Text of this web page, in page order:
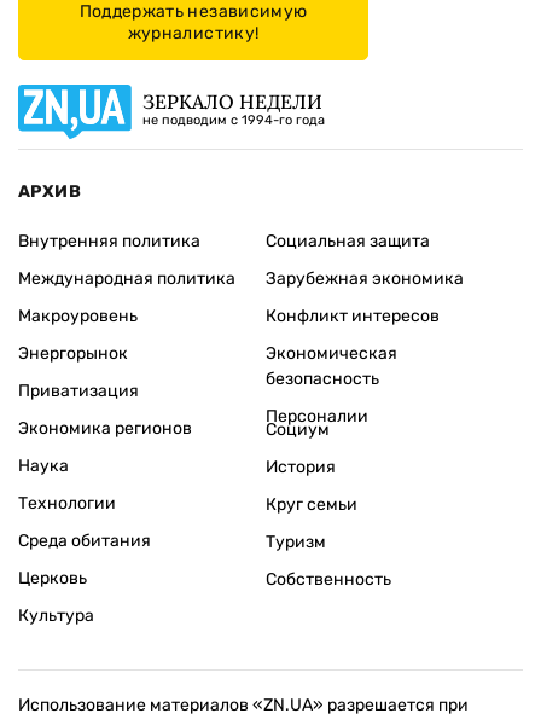
Поддержать независимую
журналистику!
ЗЕРКАЛО НЕДЕЛИ
не подводим с 1994-го года
АРХИВ
Внутренняя политика
Международная политика
Макроуровень
Энергорынок
Приватизация
Экономика регионов
Социальная защита
Зарубежная экономика
Конфликт интересов
Экономическая
безопасность
Персоналии
Наука
Технологии
Среда обитания
Церковь
Культура
Социум
История
Круг семьи
Туризм
Собственность
Использование материалов «ZN.UA» разрешается при